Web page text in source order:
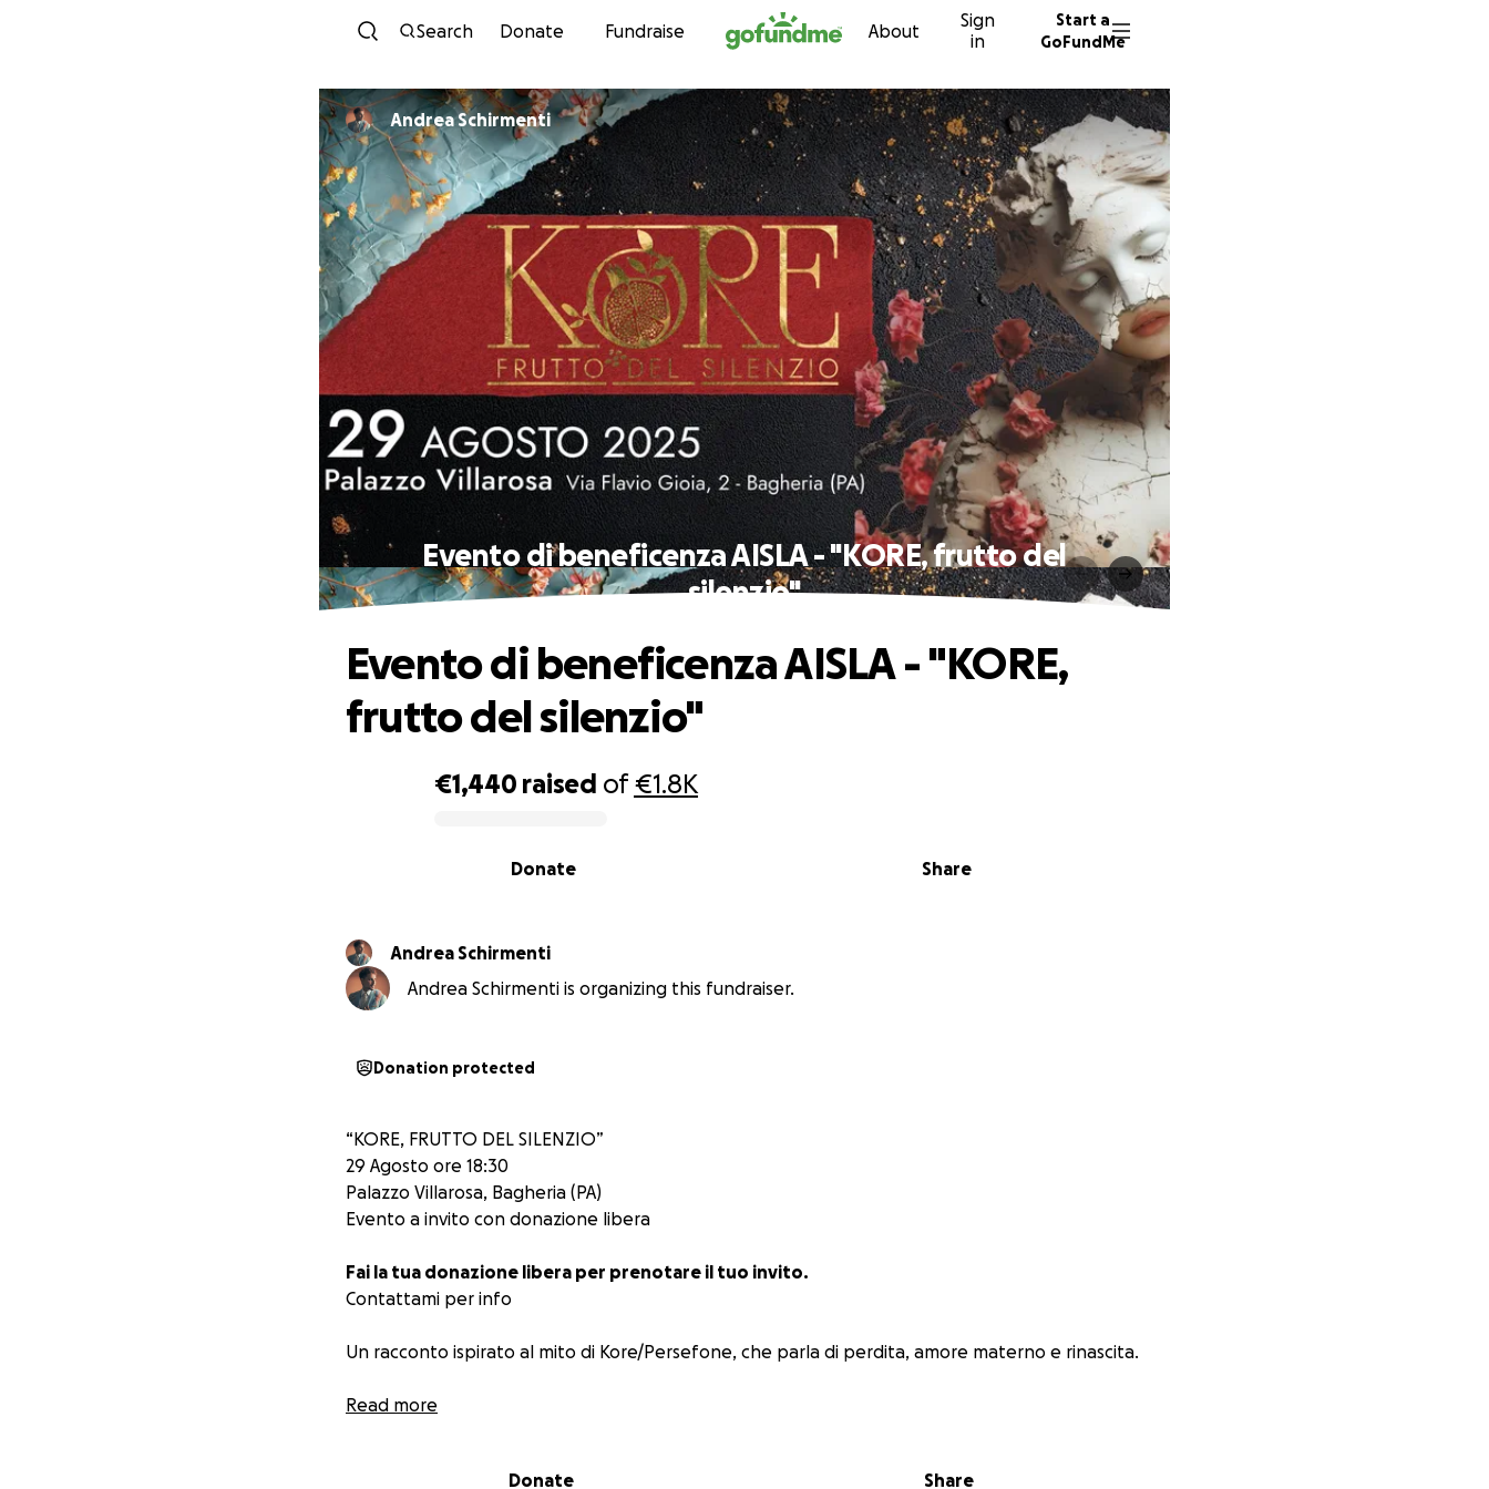
Skip to content
Search Donate Fundraise About
Sign
in
Start a
GoFundMe
Andrea Schirmenti
Evento di beneficenza AISLA - "KORE, frutto del
silenzio"
€1,440 raised of€1.8K
Share
Donate
Evento di beneficenza AISLA - "KORE,
frutto del silenzio"
Andrea Schirmenti
Andrea Schirmenti is organizing this fundraiser.
Donation protected
“KORE, FRUTTO DEL SILENZIO”
29 Agosto ore 18:30
Palazzo Villarosa, Bagheria (PA)
Evento a invito con donazione libera
Fai la tua donazione libera per prenotare il tuo invito.
Contattami per info
Un racconto ispirato al mito di Kore/Persefone, che parla di perdita, amore materno e rinascita.
Dedicato alla memoria di Mary Canzonieri, mamma e artista unica, amata da tutti, scomparsa un
Read more
Donate Share